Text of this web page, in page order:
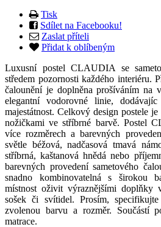
Tisk
Sdílet na Facebooku!
Zaslat příteli
Přidat k oblíbeným
Luxusní postel CLAUDIA se
středem pozornosti každého interiéru.
čalounění je doplněna prošíváním na
elegantní vodorovné linie,
majestátnost. Celkový design postele
nožičkami ve stříbrné barvě. Postel
více rozměrech a barevných
světle béžová, nadčasová tmavá
stříbrná, kaštanová hnědá nebo
barevných provedení sametového
snadno kombinovatelná s širokou
místnost oživit výraznějšími doplňky
sošek či svítidel. Prosím,
zvolenou barvu a rozměr. Součástí
matrace.